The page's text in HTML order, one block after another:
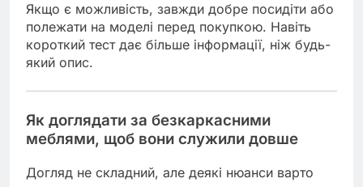
Якщо є можливість, завжди добре посидіти або
полежати на моделі перед покупкою. Навіть
короткий тест дає більше інформації, ніж будь-
який опис.
Як доглядати за безкаркасними
меблями, щоб вони служили довше
Догляд не складний, але деякі нюанси варто